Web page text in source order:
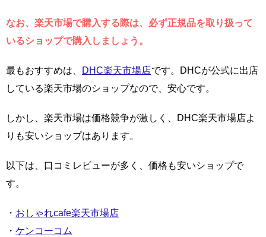
なお、楽天市場で購入する際は、必ず正規品を取り扱って
いるショップで購入しましょう。
最もおすすめは、 DHC楽天市場店です。DHCが公式に出店
している楽天市場のショップなので、安心です。
しかし、楽天市場は価格競争が激しく、DHC楽天市場店よ
りも安いショップはあります。
以下は、口コミレビューが多く、価格も安いショップで
す。
・ おしゃれcafe楽天市場店
・ ケンコーコム